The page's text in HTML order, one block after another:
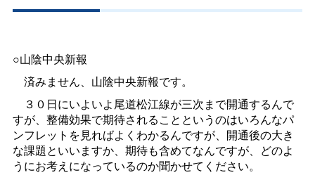
○山陰中央新報
済みません、山陰中央新報です。
３０日にいよいよ尾道松江線が三次まで開通するんで
すが、整備効果で期待されることというのはいろんなパ
ンフレットを見ればよくわかるんですが、開通後の大き
な課題といいますか、期待も含めてなんですが、どのよ
うにお考えになっているのか聞かせてください。